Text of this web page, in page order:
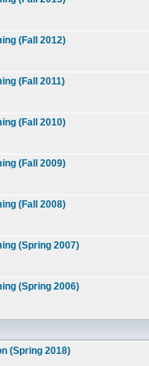
(Fall 2012)
(Fall 2011)
(Fall 2010)
(Fall 2009)
(Fall 2008)
(Spring 2007)
(Spring 2006)
(Spring 2018)